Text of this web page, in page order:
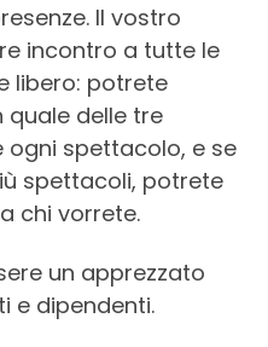
Il vostro
incontro a tutte le
libero: potrete
quale delle tre
ogni spettacolo, e se
spettacoli, potrete
chi vorrete.
un apprezzato
e dipendenti.